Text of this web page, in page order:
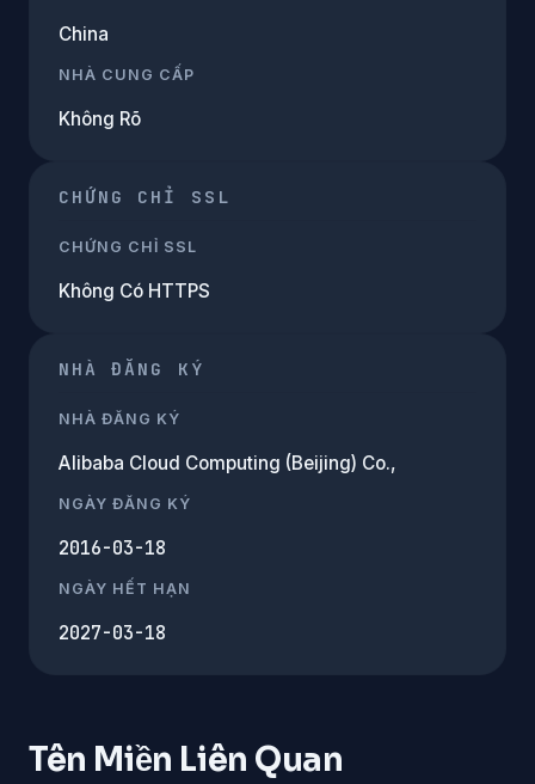
China
NHÀ CUNG CẤP
Không Rõ
CHỨNG CHỈ SSL
CHỨNG CHỈ SSL
Không Có HTTPS
NHÀ ĐĂNG KÝ
NHÀ ĐĂNG KÝ
Alibaba Cloud Computing (Beijing) Co.,
NGÀY ĐĂNG KÝ
2016-03-18
NGÀY HẾT HẠN
2027-03-18
Tên Miền Liên Quan